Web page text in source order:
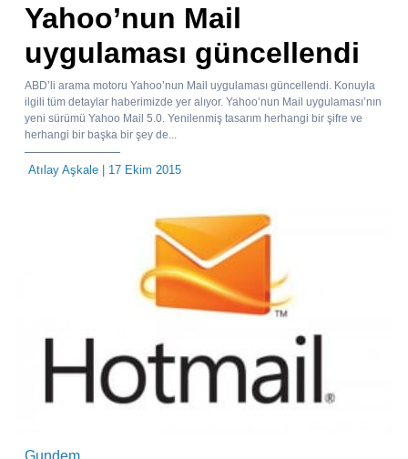
Yahoo’nun Mail
uygulaması güncellendi
ABD’li arama motoru Yahoo’nun Mail uygulaması güncellendi. Konuyla
ilgili tüm detaylar haberimizde yer alıyor. Yahoo’nun Mail uygulaması’nın
yeni sürümü Yahoo Mail 5.0. Yenilenmiş tasarım herhangi bir şifre ve
herhangi bir başka bir şey de...
Atılay Aşkale | 17 Ekim 2015
Gundem